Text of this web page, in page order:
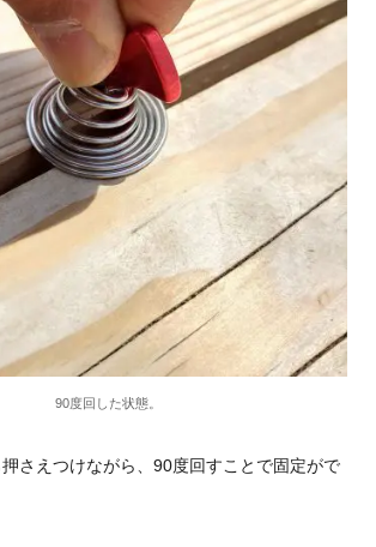
90度回した状態。
さえつけながら、90度回すことで固定がで